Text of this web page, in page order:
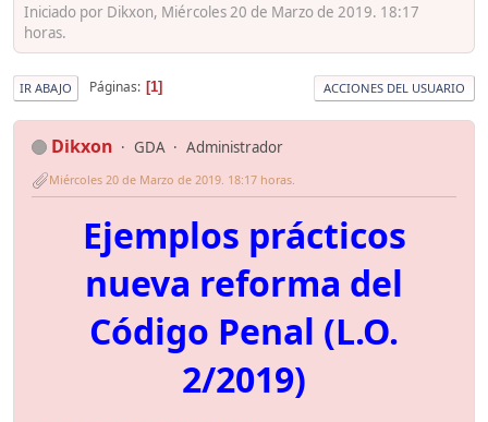
Iniciado por Dikxon, Miércoles 20 de Marzo de 2019. 18:17
horas.
IR ABAJO Páginas 1 ACCIONES DEL USUARIO
Dikxon GDA Administrador
Miércoles 20 de Marzo de 2019. 18:17 horas.
Ejemplos prácticos
nueva reforma del
Código Penal (L.O.
2/2019)